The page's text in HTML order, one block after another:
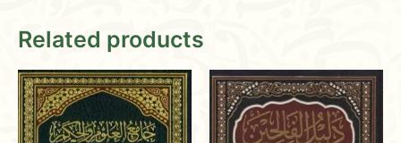
يحيى بن شرف النووي
عدد الحجم
الناشر دار المنهاج | جدة
Rated4
out of 5
Enhancing community engagement with
Related products